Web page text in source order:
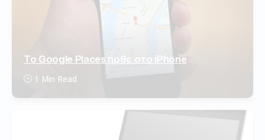
Το Google Places ήρθε στο iPhone
1 Min Read